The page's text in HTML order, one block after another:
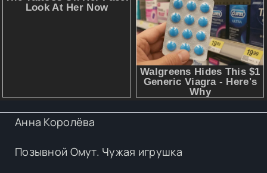
Анна Королёва
Позывной Омут. Чужая игрушка